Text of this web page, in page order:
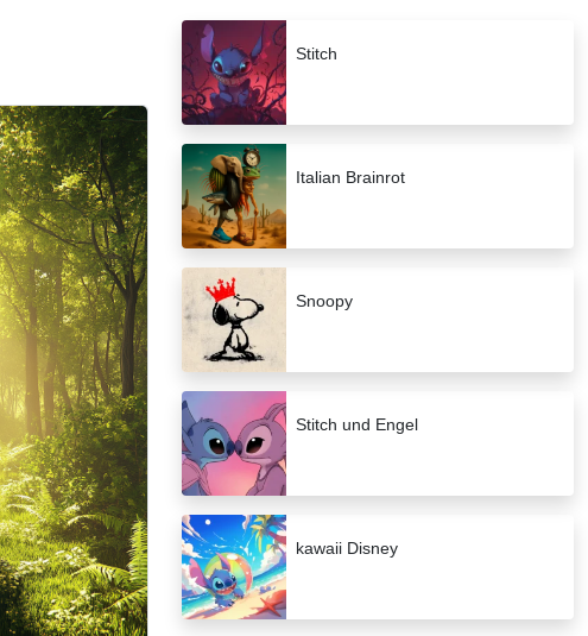
Stitch
Italian Brainrot
Snoopy
Stitch und Engel
kawaii Disney